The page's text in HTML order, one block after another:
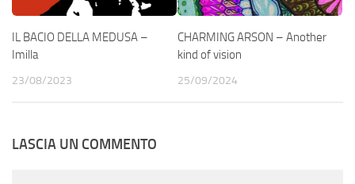
IL BACIO DELLA MEDUSA –
Imilla
23/08/2023
CHARMING ARSON – Another
kind of vision
25/09/2024
LASCIA UN COMMENTO